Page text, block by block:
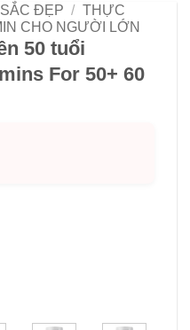
ĐẸP / THỰC
CHO NGƯỜI LỚN
50 tuổi
For 50+ 60